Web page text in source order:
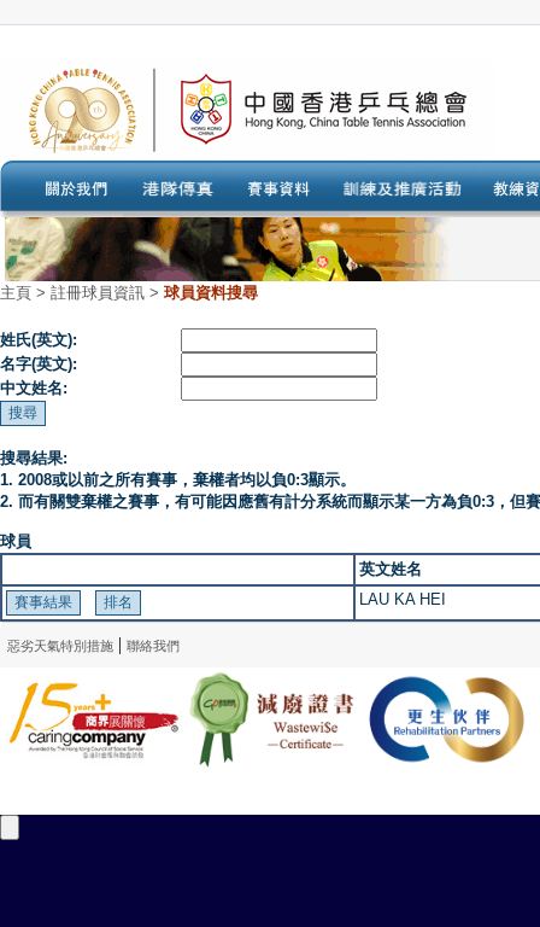
主頁 > 註冊球員資訊 > 球員資料搜尋
姓氏(英文):
名字(英文):
中文姓名:
搜尋結果:
1. 2008或以前之所有賽事，棄權者均以負0:3顯示。
2. 而有關雙棄權之賽事，有可能因應舊有計分系統而顯示某一方為負0:3，但
球員
英文姓名
LAU KA HEI